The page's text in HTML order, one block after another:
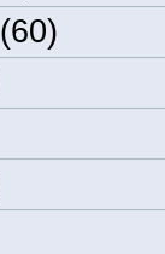
(60)